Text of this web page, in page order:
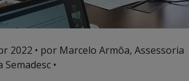
2022 • por Marcelo Armôa, Assessoria
•